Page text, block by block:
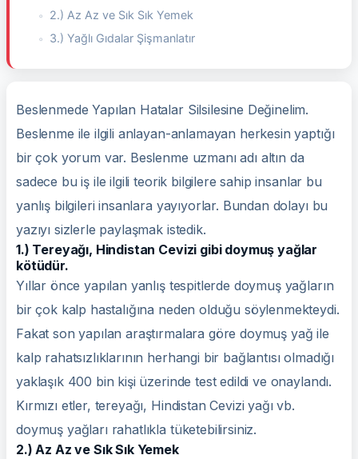
2.) Az Az ve Sık Sık Yemek
3.) Yağlı Gıdalar Şişmanlatır
Beslenmede Yapılan Hatalar Silsilesine Değinelim.
Beslenme ile ilgili anlayan-anlamayan herkesin yaptığı
bir çok yorum var. Beslenme uzmanı adı altın da
sadece bu iş ile ilgili teorik bilgilere sahip insanlar bu
yanlış bilgileri insanlara yayıyorlar. Bundan dolayı bu
yazıyı sizlerle paylaşmak istedik.
1.) Tereyağı, Hindistan Cevizi gibi doymuş yağlar
kötüdür.
Yıllar önce yapılan yanlış tespitlerde doymuş yağların
bir çok kalp hastalığına neden olduğu söylenmekteydi.
Fakat son yapılan araştırmalara göre doymuş yağ ile
kalp rahatsızlıklarının herhangi bir bağlantısı olmadığı
yaklaşık 400 bin kişi üzerinde test edildi ve onaylandı.
Kırmızı etler, tereyağı, Hindistan Cevizi yağı vb.
doymuş yağları rahatlıkla tüketebilirsiniz.
2.) Az Az ve Sık Sık Yemek